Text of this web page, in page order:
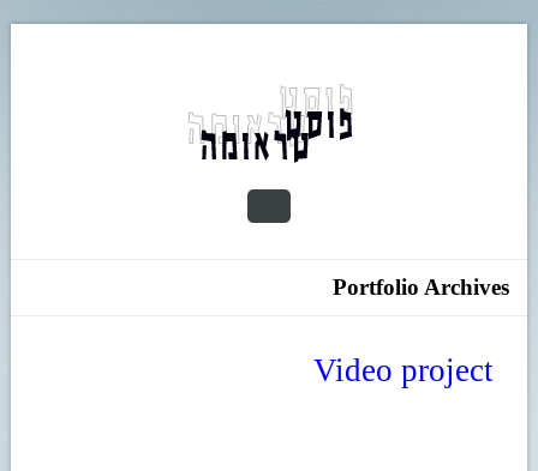
Portfolio Archives
Video project